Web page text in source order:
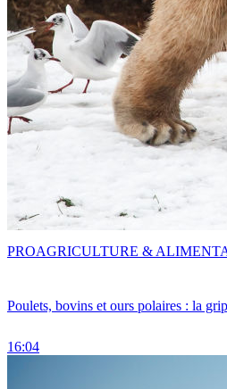
Poulets, bovins et ours polaires : la
16:04
PROAGRICULTURE &